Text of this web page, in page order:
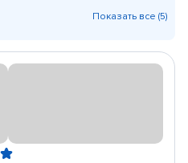
Показать все (5)